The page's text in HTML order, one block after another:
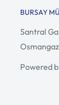
BURSAY
Santral
Powered